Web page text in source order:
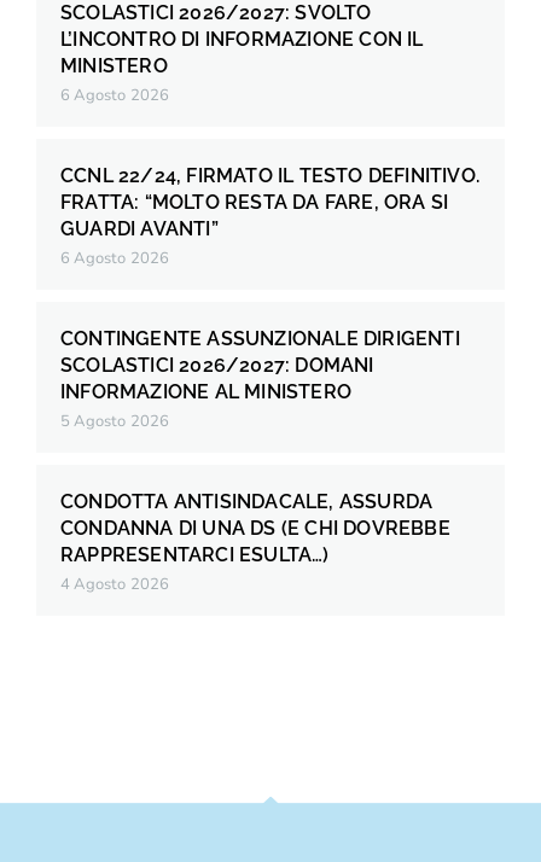
SCOLASTICI 2026/2027: SVOLTO
L’INCONTRO DI INFORMAZIONE CON IL
MINISTERO
6 Agosto 2026
CCNL 22/24, FIRMATO IL TESTO DEFINITIVO.
FRATTA: “MOLTO RESTA DA FARE, ORA SI
GUARDI AVANTI”
6 Agosto 2026
CONTINGENTE ASSUNZIONALE DIRIGENTI
SCOLASTICI 2026/2027: DOMANI
INFORMAZIONE AL MINISTERO
5 Agosto 2026
CONDOTTA ANTISINDACALE, ASSURDA
CONDANNA DI UNA DS (E CHI DOVREBBE
RAPPRESENTARCI ESULTA…)
4 Agosto 2026